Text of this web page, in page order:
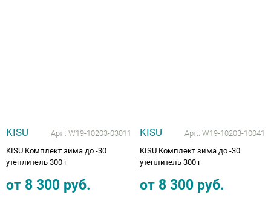
KISU Арт.: W19-10203-03011
KISU Комплект зима до -30
утеплитель 300 г
от 8 300 руб.
KISU Арт.: W19-10203-10041
KISU Комплект зима до -30
утеплитель 300 г
от 8 300 руб.